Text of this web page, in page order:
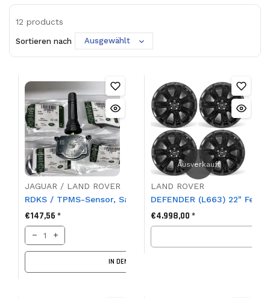
Sortieren nach Ausgewählt
12 products
JAGUAR / LAND ROVER
RDKS / TPMS-Sensor, Satz von 4, Neu, LR156918,
€147,56 *
IN DEN KORB
Ausverkauft
LAND ROVER
DEFENDER (L663) 22"
€4.998,00 *